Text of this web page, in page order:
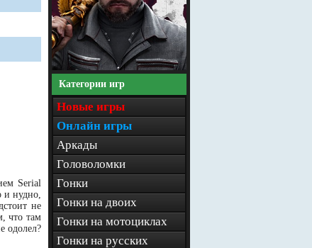
Serial
и нудно,
не
что там
одолел?
Категории игр
Новые игры
Онлайн игры
Аркады
Головоломки
Гонки
Гонки на двоих
Гонки на мотоциклах
Гонки на русских